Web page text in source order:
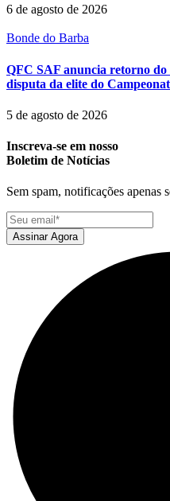
6 de agosto de 2026
Bonde do Barba
QFC SAF anuncia retorno do
disputa da elite do
5 de agosto de 2026
Inscreva-se em nosso
Boletim de Notícias
Sem spam, notificações apenas
Assinar Agora